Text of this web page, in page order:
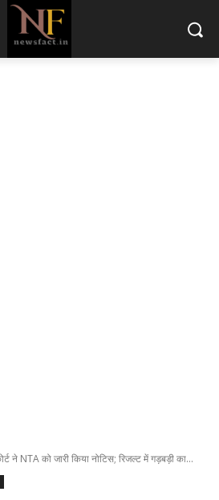
ने NTA को जारी किया नोटिस; रिजल्ट में गड़बड़ी का...